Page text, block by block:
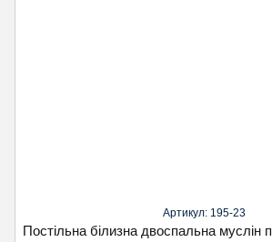
Артикул: 195-23